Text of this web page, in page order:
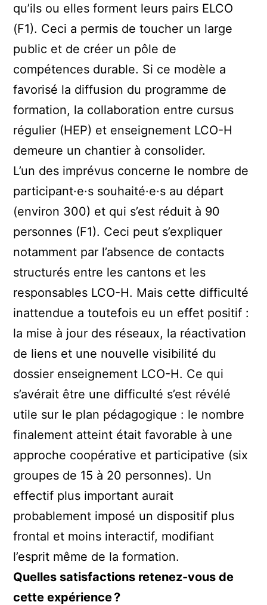
qu’ils ou elles forment leurs pairs ELCO
(F1). Ceci a permis de toucher un large
public et de créer un pôle de
compétences durable. Si ce modèle a
favorisé la diffusion du programme de
formation, la collaboration entre cursus
régulier (HEP) et enseignement LCO-H
demeure un chantier à consolider.
L’un des imprévus concerne le nombre de
participant·e·s souhaité·e·s au départ
(environ 300) et qui s’est réduit à 90
personnes (F1). Ceci peut s’expliquer
notamment par l’absence de contacts
structurés entre les cantons et les
responsables LCO-H. Mais cette difficulté
inattendue a toutefois eu un effet positif :
la mise à jour des réseaux, la réactivation
de liens et une nouvelle visibilité du
dossier enseignement LCO-H. Ce qui
s’avérait être une difficulté s’est révélé
utile sur le plan pédagogique : le nombre
finalement atteint était favorable à une
approche coopérative et participative (six
groupes de 15 à 20 personnes). Un
effectif plus important aurait
probablement imposé un dispositif plus
frontal et moins interactif, modifiant
l’esprit même de la formation.
Quelles satisfactions retenez-vous de
cette expérience ?